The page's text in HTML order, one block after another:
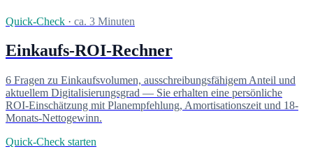
Quick-Check · ca. 3 Minuten
Einkaufs-ROI-Rechner
6 Fragen zu Einkaufsvolumen, ausschreibungsfähigem Anteil und
aktuellem Digitalisierungsgrad — Sie erhalten eine persönliche
ROI-Einschätzung mit Planempfehlung, Amortisationszeit und 18-
Monats-Nettogewinn.
Quick-Check starten